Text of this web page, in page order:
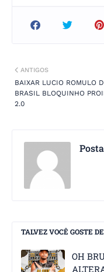
ANTIGOS
BAIXAR LUCIO ROMULO
BRASIL BLOQUINHO
2.0
TALVEZ VOCÊ GOSTE
OH